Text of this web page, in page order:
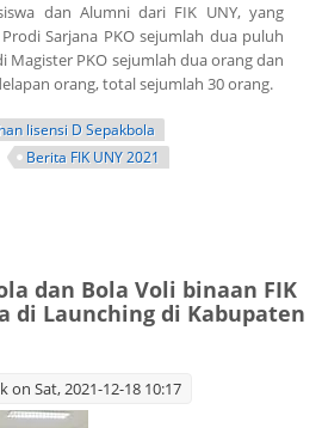
dan Alumni dari FIK UNY, yang
Sarjana PKO sejumlah dua puluh
Magister PKO sejumlah dua orang dan
orang, total sejumlah 30 orang.
lisensi D Sepakbola
Berita FIK UNY 2021
dan Bola Voli binaan FIK
di Launching di Kabupaten
on Sat, 2021-12-18 10:17